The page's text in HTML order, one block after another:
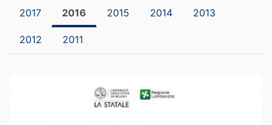
2017 2016 2015 2014 2013
2012 2011